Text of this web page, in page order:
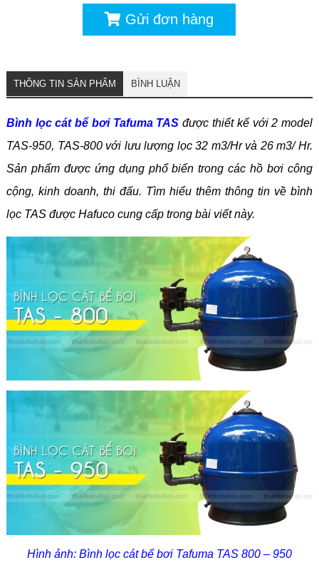
Gửi đơn hàng
THÔNG TIN SẢN PHẨM BÌNH LUẬN
Bình lọc cát bể bơi Tafuma TAS được thiết kế với 2 model
TAS-950, TAS-800 với lưu lượng lọc 32 m3/Hr và 26 m3/ Hr.
Sản phẩm được ứng dụng phổ biến trong các hồ bơi công
cộng, kinh doanh, thi đấu. Tìm hiểu thêm thông tin về bình
lọc TAS được Hafuco cung cấp trong bài viết này.
Hình ảnh: Bình lọc cát bể bơi Tafuma TAS 800 – 950